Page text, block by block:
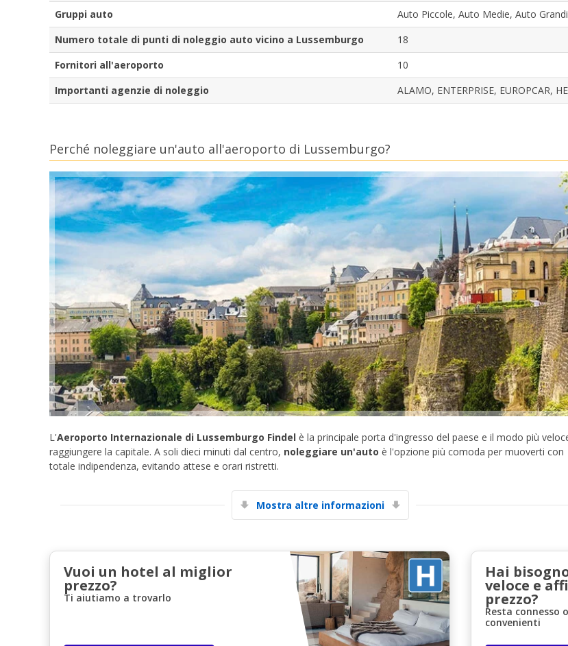
Gruppi auto
Auto Piccole, Auto Medie, Auto
Numero totale di punti di noleggio auto vicino a Lussemburgo
18
Fornitori all'aeroporto
10
Importanti agenzie di noleggio
ALAMO, ENTERPRISE, EUROPCAR,
Perché noleggiare un'auto all'aeroporto di Lussemburgo?
L'Aeroporto Internazionale di Lussemburgo Findel è la principale porta d'ingresso del paese e il modo più
raggiungere la capitale. A soli dieci minuti dal centro, noleggiare un'auto è l'opzione più comoda per muoverti con
totale indipendenza, evitando attese e orari ristretti.
Mostra altre informazioni
Vuoi un hotel al miglior
prezzo?
Ti aiutiamo a trovarlo
Hai
veloce e
prezzo?
Resta connesso
convenienti